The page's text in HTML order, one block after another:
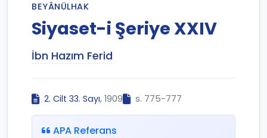
BEYÂNÜLHAK
Siyaset-i Şeriye XXIV
İbn Hazım Ferid
2. Cilt 33. Sayı, 1909 s. 775-777
APA Referans